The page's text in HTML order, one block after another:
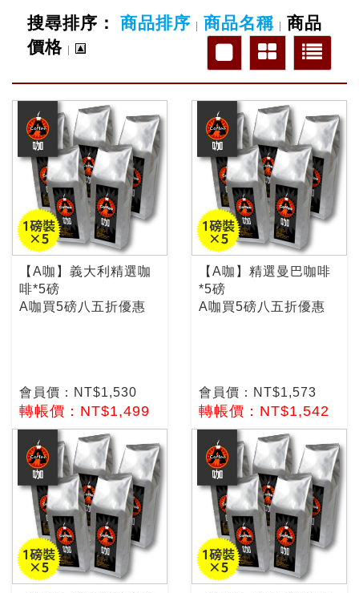
搜尋排序： 商品排序 | 商品名稱 | 商品
價格 |
【A咖】義大利精選咖
啡*5磅
A咖買5磅八五折優惠
會員價：NT$1,530
轉帳價：NT$1,499
【A咖】精選曼巴咖啡
*5磅
A咖買5磅八五折優惠
會員價：NT$1,573
轉帳價：NT$1,542